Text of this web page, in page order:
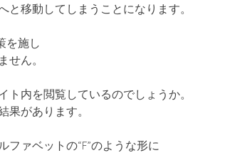
移動してしまうことになります。
を施し
せん。
内を閲覧しているのでしょうか。
果があります。
ァベットの“F”のような形に